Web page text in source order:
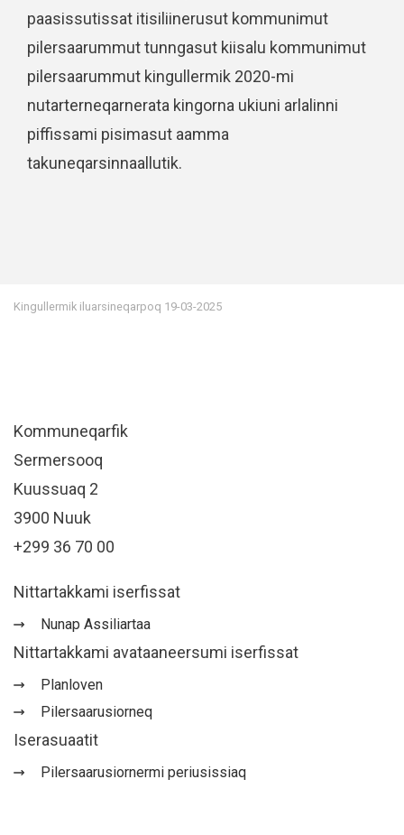
paasissutissat itisiliinerusut kommunimut
pilersaarummut tunngasut kiisalu kommunimut
pilersaarummut kingullermik 2020-mi
nutarterneqarnerata kingorna ukiuni arlalinni
piffissami pisimasut aamma
takuneqarsinnaallutik.
Kingullermik iluarsineqarpoq 19-03-2025
Kommuneqarfik
Sermersooq
Kuussuaq 2
3900 Nuuk
+299 36 70 00
Nittartakkami iserfissat
Nunap Assiliartaa
Nittartakkami avataaneersumi iserfissat
Planloven
Pilersaarusiorneq
Iserasuaatit
Pilersaarusiornermi periusissiaq